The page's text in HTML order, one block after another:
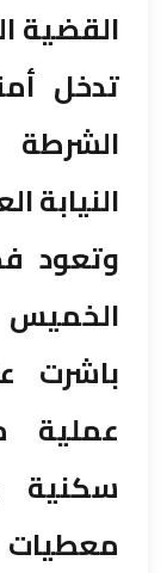
القضية
تدخل
النيابة
وتعود
باشرت
عملية
سكنية